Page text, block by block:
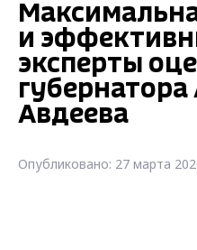
и
эксперты
Авдеева
Опубликовано: 27 марта